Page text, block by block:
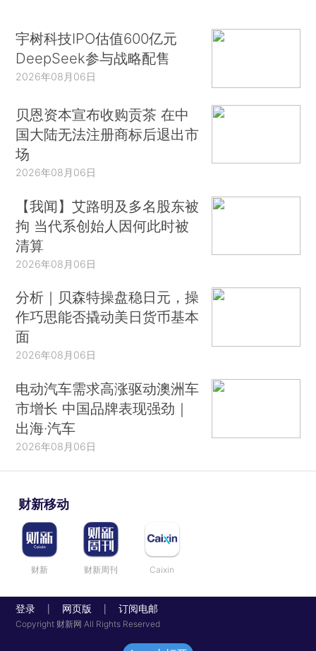
宇树科技IPO估值600亿元
DeepSeek参与战略配售
2026年08月06日
贝恩资本宣布收购贡茶 在中
国大陆无法注册商标后退出市
场
2026年08月06日
【我闻】艾路明及多名股东被
拘 当代系创始人因何此时被
清算
2026年08月06日
分析｜贝森特操盘稳日元，操
作巧思能否撬动美日货币基本
面
2026年08月06日
电动汽车需求高涨驱动澳洲车
市增长 中国品牌表现强劲｜
出海·汽车
2026年08月06日
财新移动
财新 财新周刊 Caixin
登录 网页版 订阅电邮
Copyright 财新网 All Rights Reserved